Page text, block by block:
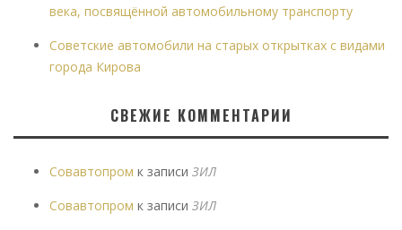
века, посвящённой автомобильному транспорту
Советские автомобили на старых открытках с видами
города Кирова
СВЕЖИЕ КОММЕНТАРИИ
Совавтопром к записи ЗИЛ
Совавтопром к записи ЗИЛ